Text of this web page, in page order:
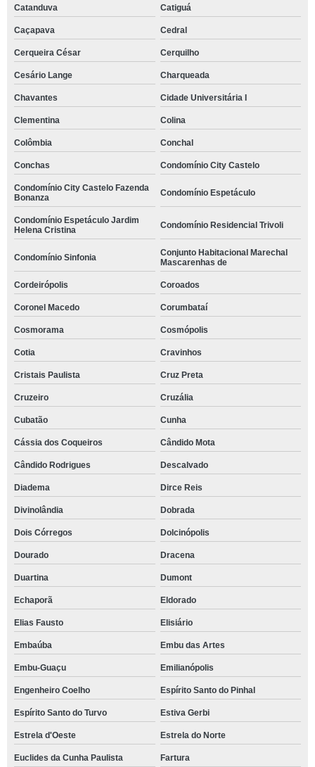
Catanduva Catiguá
Caçapava Cedral
Cerqueira César Cerquilho
Cesário Lange Charqueada
Chavantes Cidade Universitária I
Clementina Colina
Colômbia Conchal
Conchas Condomínio City Castelo
Condomínio City Castelo Fazenda
Bonanza
Condomínio Espetáculo
Condomínio Espetáculo Jardim
Helena Cristina
Condomínio Residencial Trivoli
Condomínio Sinfonia
Conjunto Habitacional Marechal
Mascarenhas de
Cordeirópolis Coroados
Coronel Macedo Corumbataí
Cosmorama Cosmópolis
Cotia Cravinhos
Cristais Paulista Cruz Preta
Cruzeiro Cruzália
Cubatão Cunha
Cássia dos Coqueiros Cândido Mota
Cândido Rodrigues Descalvado
Diadema Dirce Reis
Divinolândia Dobrada
Dois Córregos Dolcinópolis
Dourado Dracena
Duartina Dumont
Echaporã Eldorado
Elias Fausto Elisiário
Embaúba Embu das Artes
Embu-Guaçu Emilianópolis
Engenheiro Coelho Espírito Santo do Pinhal
Espírito Santo do Turvo Estiva Gerbi
Estrela d'Oeste Estrela do Norte
Euclides da Cunha Paulista Fartura